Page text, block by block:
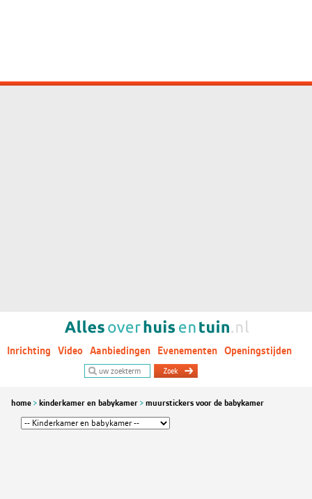
Inrichting Video Aanbiedingen Evenementen Openingstijden
home kinderkamer en babykamer muurstickers voor de babykamer